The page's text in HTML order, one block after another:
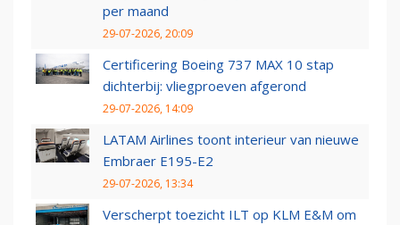
per maand
29-07-2026, 20:09
Certificering Boeing 737 MAX 10 stap
dichterbij: vliegproeven afgerond
29-07-2026, 14:09
LATAM Airlines toont interieur van nieuwe
Embraer E195-E2
29-07-2026, 13:34
Verscherpt toezicht ILT op KLM E&M om